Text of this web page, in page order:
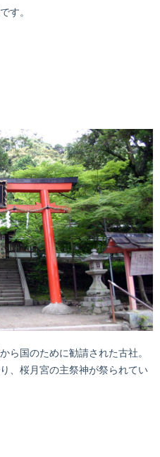
す。
ら国のために勧請された古社。
、桜月宮の主祭神が祭られてい